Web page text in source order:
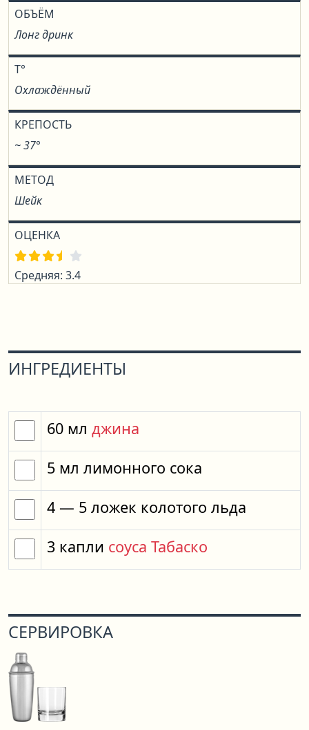
ОБЪЁМ
Лонг дринк
T°
Охлаждённый
КРЕПОСТЬ
~ 37°
МЕТОД
Шейк
ОЦЕНКА
Средняя: 3.4
ИНГРЕДИЕНТЫ
60 мл джина
5 мл лимонного сока
4 — 5 ложек колотого льда
3 капли соуса Табаско
СЕРВИРОВКА